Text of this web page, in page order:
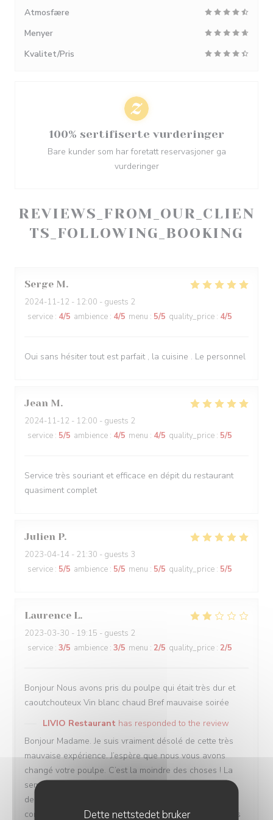
Dette nettstedet bruker
REVIEWS_FROM_OUR_CLIEN
TS_FOLLOWING_BOOKING
Serge M
2024-11-12 - 12:00 - guests 2
service : 4/5 ambience : 4/5 menu : 5/5 quality_price : 4/5
Oui sans hésiter tout est parfait , la cuisine . Le personnel
Jean M
2024-11-12 - 12:00 - guests 2
service : 5/5 ambience : 4/5 menu : 4/5 quality_price : 5/5
Service très souriant et efficace en dépit du restaurant
quasiment complet
Julien P
2023-04-14 - 21:30 - guests 3
service : 5/5 ambience : 5/5 menu : 5/5 quality_price : 5/5
Laurence L
2023-03-30 - 19:15 - guests 2
service : 3/5 ambience : 3/5 menu : 2/5 quality_price : 2/5
Bonjour Nous avons pris du poulpe qui était très dur et
caoutchouteux Vin blanc chaud Bref mauvaise soirée
LIVIO Restaurant has responded to the review
Bonjour Madame. Je suis vraiment désolé de cette très
mauvaise expérience. J’espère que nous vous avons
changé votre poulpe. C’est la moindre des choses ! La
semaine dernière il manquait en effet de cuisson et
depuis tout est rentré dans l’ordre. Pour le vin je ne
comprends pas car tout nos vins censés être servis frais
Atmosfære
Menyer
Kvalitet/Pris
100% sertifiserte vurderinger
Bare kunder som har foretatt reservasjoner ga
vurderinger